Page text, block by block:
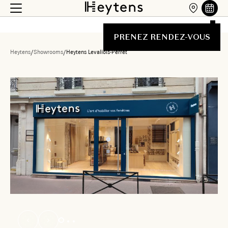
PRENEZ RENDEZ-VOUS
Heytens/Showrooms/Heytens Levallois-Perret